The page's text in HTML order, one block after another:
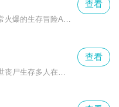
黎明重生最新版是一款非常火爆的生存冒险ARPG手游，这款游戏丧尸末世为题材打造，玩家将在末世中探索地图进行生存，拥有超大的无缝地图等你来探索，多样的地图，上帝视角带给玩家全新的游戏体验
查看
查看